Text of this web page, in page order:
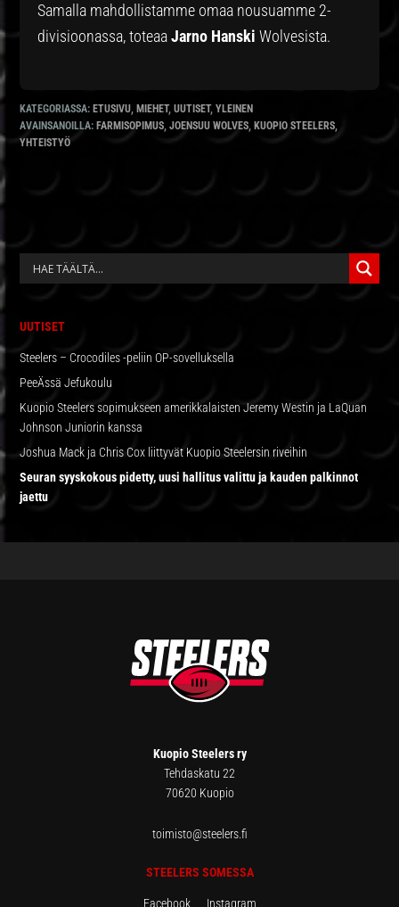
Samalla mahdollistamme omaa nousuamme 2-
divisioonassa, toteaaJarno Hanski Wolvesista.
KATEGORIASSA: ETUSIVU, MIEHET,UUTISET,YLEINEN
AVAINSANOILLA: FARMISOPIMUS,JOENSUU WOLVES, KUOPIO STEELERS,
YHTEISTYÖ
ENSISIJAINEN
UUTISET
Steelers – Crocodiles -peliin OP-sovelluksella
PeeÄssä Jefukoulu
Kuopio Steelers sopimukseen amerikkalaisten Jeremy Westin ja LaQuan
Johnson Juniorin kanssa
Joshua Mack ja Chris Cox liittyvät Kuopio Steelersin riveihin
Seuran syyskokous pidetty, uusi hallitus valittu ja kauden palkinnot
jaettu
Kuopio Steelers ry
Tehdaskatu 22
70620 Kuopio
toimisto@steelers.fi
STEELERS SOMESSA
Facebook Instagram